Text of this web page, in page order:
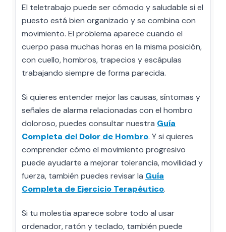
El teletrabajo puede ser cómodo y saludable si el
puesto está bien organizado y se combina con
movimiento. El problema aparece cuando el
cuerpo pasa muchas horas en la misma posición,
con cuello, hombros, trapecios y escápulas
trabajando siempre de forma parecida.
Si quieres entender mejor las causas, síntomas y
señales de alarma relacionadas con el hombro
doloroso, puedes consultar nuestra Guía
Completa del Dolor de Hombro. Y si quieres
comprender cómo el movimiento progresivo
puede ayudarte a mejorar tolerancia, movilidad y
fuerza, también puedes revisar la Guía
Completa de Ejercicio Terapéutico.
Si tu molestia aparece sobre todo al usar
ordenador, ratón y teclado, también puede